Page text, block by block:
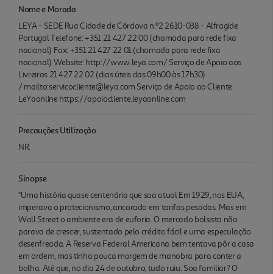
Nome e Morada
LEYA - SEDE Rua Cidade de Córdova n.º2 2610-038 - Alfragide
Portugal Telefone: +351 21 427 22 00 (chamada para rede fixa
nacional) Fax: +351 21 427 22 01 (chamada para rede fixa
nacional) Website: http://www.leya.com/ Serviço de Apoio aos
Livreiros 21 427 22 02 (dias úteis das 09h00 às 17h30)
/ mailto:servicocliente@leya.com Serviço de Apoio ao Cliente
LeYaonline https://apoiocliente.leyaonline.com
Precauções Utilização
NR.
Sinopse
"Uma história quase centenária que soa atual Em 1929, nos EUA,
imperava o protecionismo, ancorado em tarifas pesadas. Mas em
Wall Street o ambiente era de euforia. O mercado bolsista não
parava de crescer, sustentado pelo crédito fácil e uma especulação
desenfreada. A Reserva Federal Americana bem tentava pôr a casa
em ordem, mas tinha pouca margem de manobra para conter a
bolha. Até que, no dia 24 de outubro, tudo ruiu. Soa familiar? O